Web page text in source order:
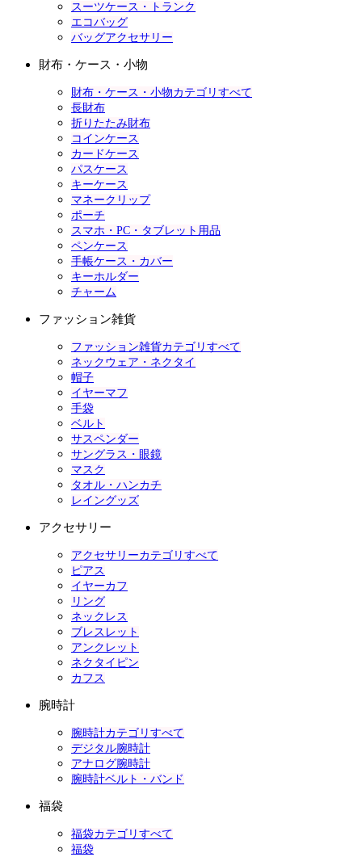
スーツケース・トランク
エコバッグ
バッグアクセサリー
財布・ケース・小物
財布・ケース・小物カテゴリすべて
長財布
折りたたみ財布
コインケース
カードケース
パスケース
キーケース
マネークリップ
ポーチ
スマホ・PC・タブレット用品
ペンケース
手帳ケース・カバー
キーホルダー
チャーム
ファッション雑貨
ファッション雑貨カテゴリすべて
ネックウェア・ネクタイ
帽子
イヤーマフ
手袋
ベルト
サスペンダー
サングラス・眼鏡
マスク
タオル・ハンカチ
レイングッズ
アクセサリー
アクセサリーカテゴリすべて
ピアス
イヤーカフ
リング
ネックレス
ブレスレット
アンクレット
ネクタイピン
カフス
腕時計
腕時計カテゴリすべて
デジタル腕時計
アナログ腕時計
腕時計ベルト・バンド
福袋
福袋カテゴリすべて
福袋